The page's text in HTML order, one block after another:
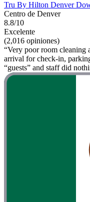
Tru By Hilton Denver
Centro de Denver
8.8/10
Excelente
(2,016 opiniones)
“Very poor room cleaning
arrival for check-in,
“guests” and staff did